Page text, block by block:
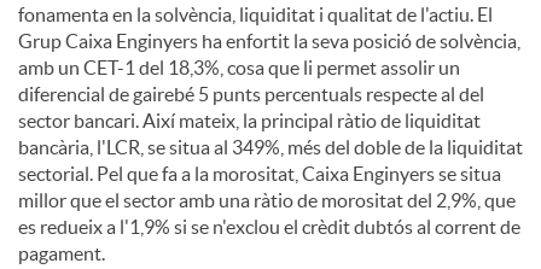
fonamenta en la solvència, liquiditat i qualitat de l'actiu. El
Grup Caixa Enginyers ha enfortit la seva posició de solvència,
amb un CET-1 del 18,3%, cosa que li permet assolir un
diferencial de gairebé 5 punts percentuals respecte al del
sector bancari. Així mateix, la principal ràtio de liquiditat
bancària, l'LCR, se situa al 349%, més del doble de la liquiditat
sectorial. Pel que fa a la morositat, Caixa Enginyers se situa
millor que el sector amb una ràtio de morositat del 2,9%, que
es redueix a l'1,9% si se n'exclou el crèdit dubtós al corrent de
pagament.